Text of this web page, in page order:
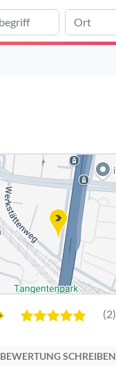
(2)
BEWERTUNG SCHREIBEN